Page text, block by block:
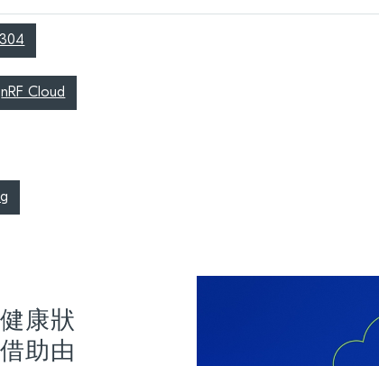
nRF Cloud
康狀
助由